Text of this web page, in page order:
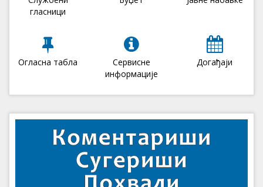
гласници
Огласна табла
Сервисне
информације
Догађаји